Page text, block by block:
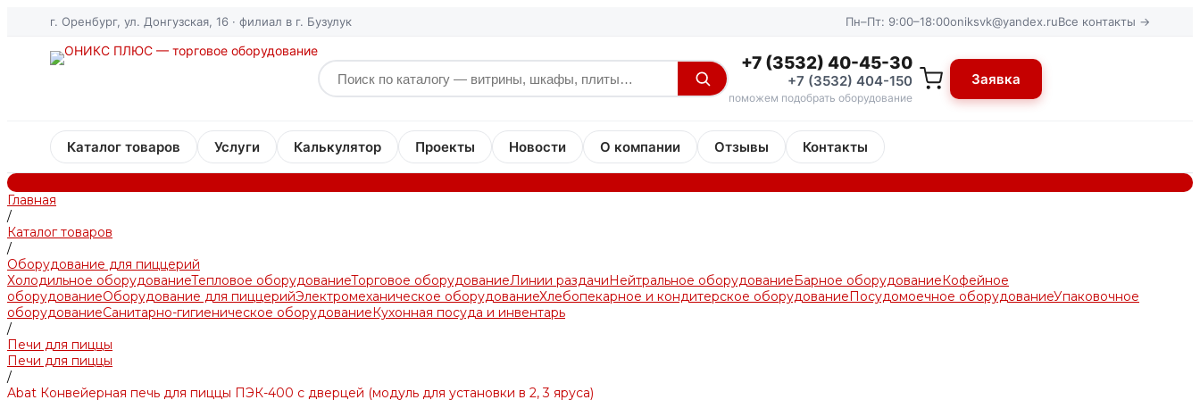
г. Оренбург, ул. Донгузская, 16 · филиал в г. Бузулук Пн–Пт: 9:00–18:00oniksvk@yandex.ruВсе контакты →
+7 (3532) 40-45-30
+7 (3532) 404-150
поможем подобрать оборудование
Заявка
Каталог товаров Услуги Калькулятор Проекты Новости О компании Отзывы Контакты
Главная
/
Каталог товаров
/
Оборудование для пиццерий
Холодильное оборудованиеТепловое оборудованиеТорговое оборудованиеЛинии раздачиНейтральное оборудованиеБарное оборудованиеКофейное
оборудованиеОборудование для пиццерийЭлектромеханическое оборудованиеХлебопекарное и кондитерское оборудованиеПосудомоечное оборудованиеУпаковочное
оборудованиеСанитарно-гигиеническое оборудованиеКухонная посуда и инвентарь
/
Печи для пиццы
Печи для пиццы
/
Abat Конвейерная печь для пиццы ПЭК-400 с дверцей (модуль для установки в 2, 3 яруса)